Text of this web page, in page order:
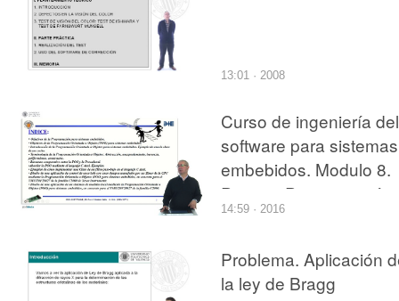
13:01 · 2008
Curso de ingeniería del
software para sistemas
embebidos. Modulo 8.
Parte 1. Programación
orientada a objetos.
14:59 · 2016
Problema. Aplicación
la ley de Bragg